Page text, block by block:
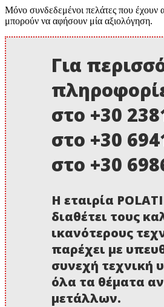
Μόνο συνδεδεμένοι πελάτες που έχουν
μπορούν να αφήσουν μία αξιολόγηση.
Για
στο +30
στο +30
στο +30
Η εταιρία
διαθέτει τους
ικανότερους
παρέχει με
συνεχή τεχνική
όλα τα θέματα
μετάλλων.